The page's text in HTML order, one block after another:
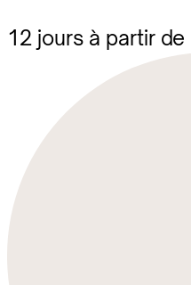
12 jours à partir de